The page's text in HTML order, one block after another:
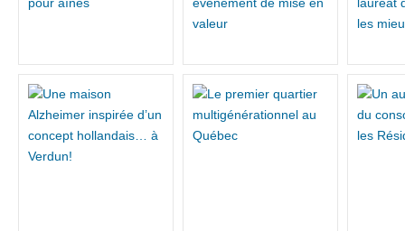
pour aînés
événement de mise en
valeur
lauréat
les